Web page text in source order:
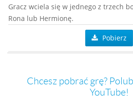
Gracz wciela się w jednego z trzech
Rona lub Hermionę.
Pobierz
Chcesz pobrać grę?
YouTube!